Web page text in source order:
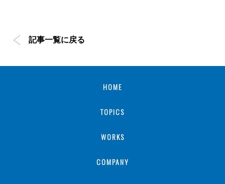
記事一覧に戻る
HOME
TOPICS
WORKS
COMPANY